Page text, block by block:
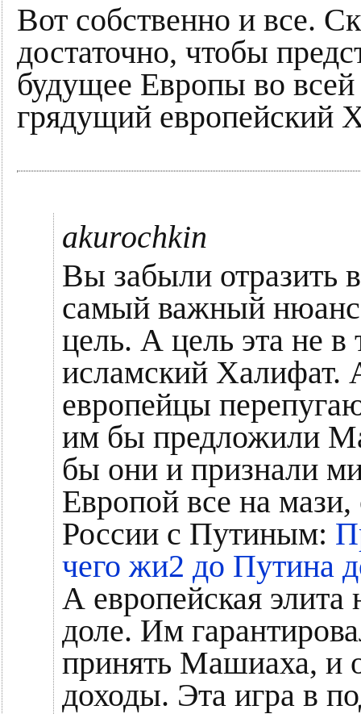
Вот собственно и все.
достаточно, чтобы
будущее Европы во всей
грядущий европейский
akurochkin
Вы забыли отразить
самый важный
цель. А цель эта не
исламский Халифат.
европейцы
им бы предложили
бы они и признали
Европой все на мази,
России с Путиным:
чего жи2 до Путина
А европейская
доле. Им
принять Машиаха, и
доходы. Эта игра в